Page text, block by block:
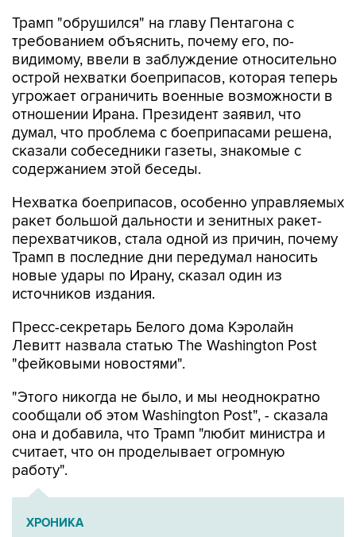
Трамп "обрушился" на главу Пентагона с
требованием объяснить, почему его, по-
видимому, ввели в заблуждение относительно
острой нехватки боеприпасов, которая теперь
угрожает ограничить военные возможности в
отношении Ирана. Президент заявил, что
думал, что проблема с боеприпасами решена,
сказали собеседники газеты, знакомые с
содержанием этой беседы.
Нехватка боеприпасов, особенно управляемых
ракет большой дальности и зенитных ракет-
перехватчиков, стала одной из причин, почему
Трамп в последние дни передумал наносить
новые удары по Ирану, сказал один из
источников издания.
Пресс-секретарь Белого дома Кэролайн
Левитт назвала статью The Washington Post
"фейковыми новостями".
"Этого никогда не было, и мы неоднократно
сообщали об этом Washington Post", - сказала
она и добавила, что Трамп "любит министра и
считает, что он проделывает огромную
работу".
ХРОНИКА